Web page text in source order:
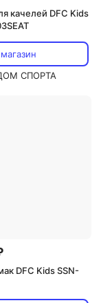
качелей DFC Kids
СПОРТА
DFC Kids SSN-